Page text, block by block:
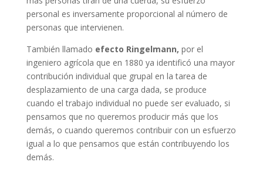
personal es inversamente proporcional al número de
personas que intervienen.
También llamado efecto Ringelmann, por el
ingeniero agrícola que en 1880 ya identificó una mayor
contribución individual que grupal en la tarea de
desplazamiento de una carga dada, se produce
cuando el trabajo individual no puede ser evaluado, si
pensamos que no queremos producir más que los
demás, o cuando queremos contribuir con un esfuerzo
igual a lo que pensamos que están contribuyendo los
demás.